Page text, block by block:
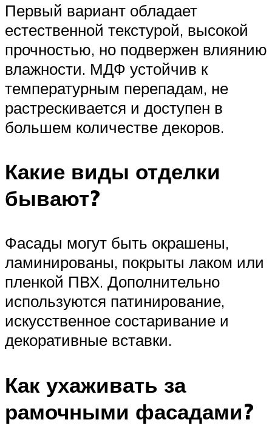
Первый вариант обладает
естественной текстурой, высокой
прочностью, но подвержен влиянию
влажности. МДФ устойчив к
температурным перепадам, не
растрескивается и доступен в
большем количестве декоров.
Какие виды отделки
бывают?
Фасады могут быть окрашены,
ламинированы, покрыты лаком или
пленкой ПВХ. Дополнительно
используются патинирование,
искусственное состаривание и
декоративные вставки.
Как ухаживать за
рамочными фасадами?